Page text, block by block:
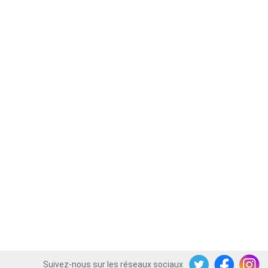
Suivez-nous sur les réseaux sociaux